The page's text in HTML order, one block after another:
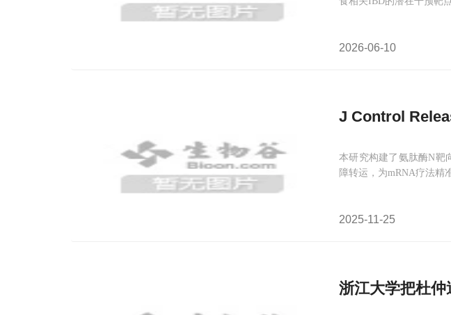
2026-06-10
J Control
本研究构建了氨肽酶N靶
障转运，为mRNA疗法精
2025-11-25
浙江大学把杜